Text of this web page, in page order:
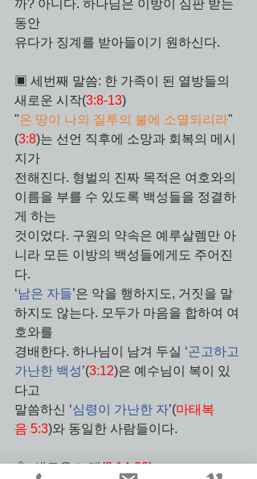
까? 아니다. 하나님은 이방이 심판 받는
동안
유다가 징계를 받아들이기 원하신다.
▣ 세번째 말씀: 한 가족이 된 열방들의
새로운 시작(3:8-13)
"온 땅이 나의 질투의 불에 소멸되리라"
(3:8)는 선언 직후에 소망과 회복의 메시
지가
전해진다. 형벌의 진짜 목적은 여호와의
이름을 부를 수 있도록 백성들을 정결하
게 하는
것이었다. 구원의 약속은 예루살렘만 아
니라 모든 이방의 백성들에게도 주어진
다.
‘남은 자들’은 악을 행하지도, 거짓을 말
하지도 않는다. 모두가 마음을 합하여 여
호와를
경배한다. 하나님이 남겨 두실 ‘곤고하고
가난한 백성’(3:12)은 예수님이 복이 있
다고
말씀하신 ‘심령이 가난한 자’(마태복
음 5:3)와 동일한 사람들이다.
◈  새로운 노래(3:14-20)